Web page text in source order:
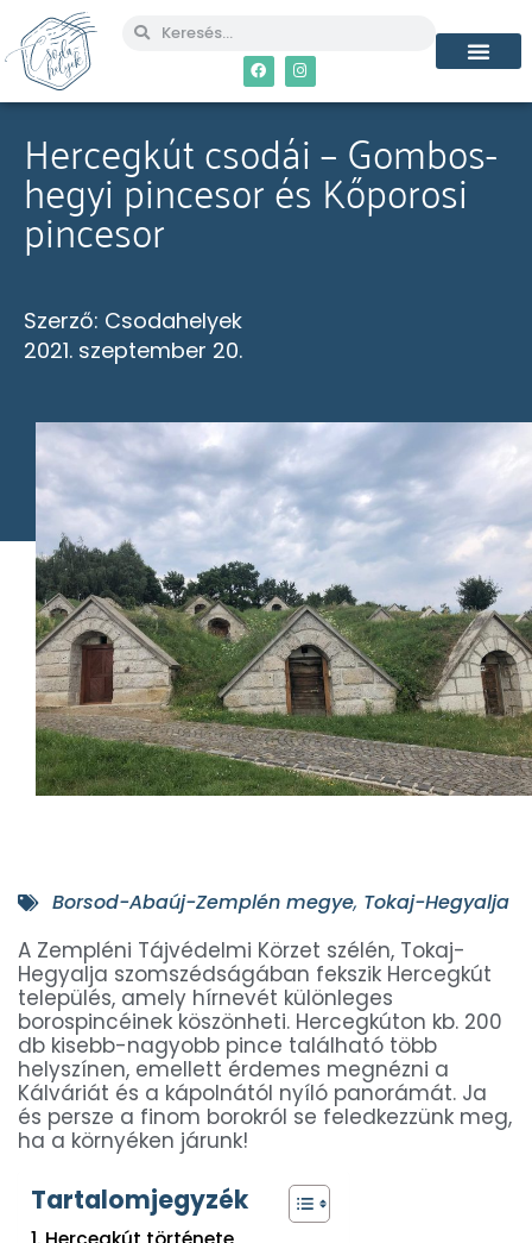
Hercegkút csodái – Gombos-
hegyi pincesor és Kőporosi
pincesor
Szerző: Csodahelyek
2021. szeptember 20.
Borsod-Abaúj-Zemplén megye, Tokaj-Hegyalja
A Zempléni Tájvédelmi Körzet szélén, Tokaj-
Hegyalja szomszédságában fekszik Hercegkút
település, amely hírnevét különleges
borospincéinek köszönheti. Hercegkúton kb. 200
db kisebb-nagyobb pince található több
helyszínen, emellett érdemes megnézni a
Kálváriát és a kápolnától nyíló panorámát. Ja
és persze a finom borokról se feledkezzünk meg,
ha a környéken járunk!
Tartalomjegyzék